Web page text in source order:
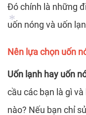
*
Đó chính là những
uốn nóng và uốn
Nên lựa chọn uốn
Uốn lạnh hay uốn
cầu các bạn là gì
nào? Nếu bạn chỉ